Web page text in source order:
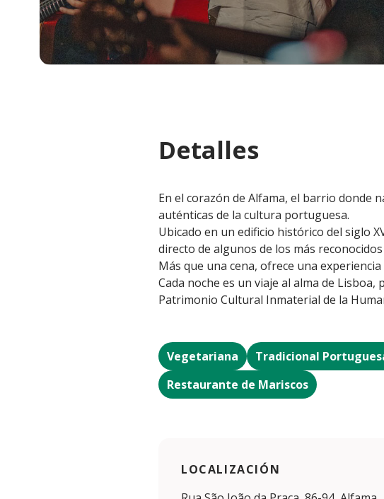
Detalles
En el corazón de Alfama, el barrio donde
auténticas de la cultura portuguesa.
Ubicado en un edificio histórico del siglo
directo de algunos de los más
Más que una cena, ofrece una
Cada noche es un viaje al alma de
Patrimonio Cultural Inmaterial de la
Vegetariana Tradicional
Restaurante de Mariscos
LOCALIZACIÓN